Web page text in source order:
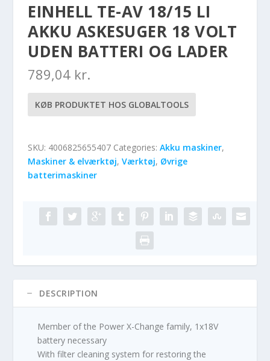
EINHELL TE-AV 18/15 LI
AKKU ASKESUGER 18 VOLT
UDEN BATTERI OG LADER
789,04 kr.
KØB PRODUKTET HOS GLOBALTOOLS
SKU: 4006825655407 Categories:Akku maskiner,
Maskiner & elværktøj,Værktøj, Øvrige
batterimaskiner
DESCRIPTION
Member of the Power X-Change family, 1x18V
battery necessary
With filter cleaning system for restoring the